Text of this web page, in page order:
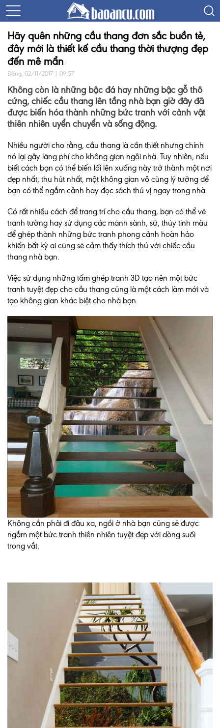
Hãy quên những cầu thang đơn sắc buồn tẻ,
đây mới là thiết kế cầu thang thời thượng đẹp
đến mê mẩn
Đăng: 02/11/2017 | 09:57
Không còn là những bậc đá hay những bậc gỗ thô
cứng, chiếc cầu thang lên tầng nhà bạn giờ đây đã
được biến hóa thành những bức tranh với cảnh vật
thiên nhiên uyển chuyển và sống động.
Nhiều người cho rằng, cầu thang là cần thiết nhưng chính
nó lại gây lãng phí cho không gian ngôi nhà. Tuy nhiên, nếu
biết cách bạn có thể biến lối lên xuống này trở thành một nơi
đẹp nhất, thu hút nhất, một không gian vô cùng lý tưởng để
bạn có thể ngắm cảnh hay đọc sách thú vị ngay trong nhà.
Có rất nhiều cách để trang trí cho cầu thang, bạn có thể vẽ
tranh tường hay sử dụng các mảnh sành, sứ, thủy tinh màu
để ghép thành những bức tranh phong cảnh hoàn hảo
khiến bất kỳ ai cũng sẽ cảm thấy thích thú với chiếc cầu
thang nhà bạn.
Việc sử dụng những tấm ghép tranh 3D tạo nên một bức
tranh tuyệt đẹp cho cầu thang cũng là một cách làm mới và
tạo không gian khác biệt cho nhà bạn.
Không cần phải đi đâu xa, ngồi ở nhà bạn cũng sẽ được
ngắm một bức tranh thiên nhiên tuyệt đẹp với dòng suối
trong vắt.